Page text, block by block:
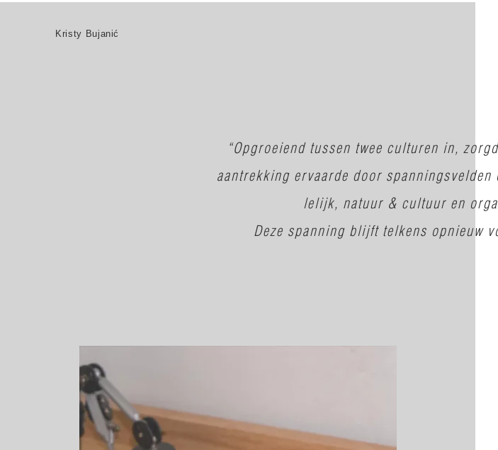
Kristy Bujanić
“Opgroeiend tussen twee culturen in,
aantrekking ervaarde door spanningsvelden
lelijk, natuur & cultuur en
Deze spanning blijft telkens opnieuw